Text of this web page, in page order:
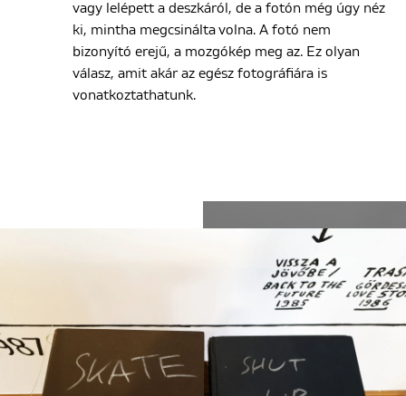
vagy lelépett a deszkáról, de a fotón még úgy néz
ki, mintha megcsinálta volna. A fotó nem
bizonyító erejű, a mozgókép meg az. Ez olyan
válasz, amit akár az egész fotográfiára is
vonatkoztathatunk.